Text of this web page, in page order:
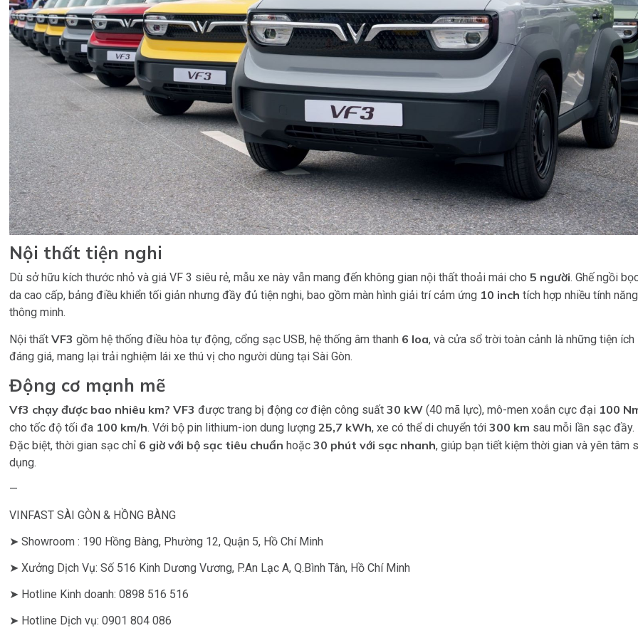
Nội thất tiện nghi
Dù sở hữu kích thước nhỏ và giá VF 3 siêu rẻ, mẫu xe này vẫn mang đến không gian nội thất thoải mái cho5 người. Ghế ngồi
da cao cấp, bảng điều khiển tối giản nhưng đầy đủ tiện nghi, bao gồm màn hình giải trí cảm ứng 10 inch tích hợp nhiều tính năng
thông minh.
Nội thấtVF3 gồm hệ thống điều hòa tự động, cổng sạc USB, hệ thống âm thanh 6 loa, và cửa sổ trời toàn cảnh là những tiện ích
đáng giá, mang lại trải nghiệm lái xe thú vị cho người dùng tại Sài Gòn.
Động cơ mạnh mẽ
Vf3 chạy được bao nhiêu km? VF3 được trang bị động cơ điện công suất30 kW (40 mã lực), mô-men xoắn cực đại 100
cho tốc độ tối đa 100 km/h. Với bộ pin lithium-ion dung lượng25,7 kWh, xe có thể di chuyển tới300 km sau mỗi lần sạc đầy.
Đặc biệt, thời gian sạc chỉ 6 giờ với bộ sạc tiêu chuẩn hoặc30 phút với sạc nhanh, giúp bạn tiết kiệm thời gian và yên tâm
dụng.
—
VINFAST SÀI GÒN & HỒNG BÀNG
➤ Showroom : 190 Hồng Bàng, Phường 12, Quận 5, Hồ Chí Minh
➤ Xưởng Dịch Vụ: Số 516 Kinh Dương Vương, P.An Lạc A, Q.Bình Tân, Hồ Chí Minh
➤ Hotline Kinh doanh: 0898 516 516
➤ Hotline Dịch vụ: 0901 804 086